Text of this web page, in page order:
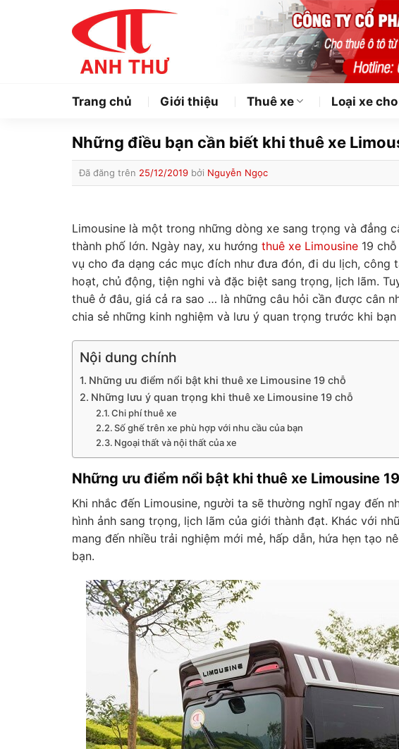
Trang chủ Giới thiệu Thuê xe Loại xe
Những điều bạn cần biết khi thuê xe
Đã đăng trên 25/12/2019 bởi Nguyễn Ngọc
Limousine là một trong những dòng xe sang trọng và đẳng
thành phố lớn. Ngày nay, xu hướng thuê xe Limousine 19
vụ cho đa dạng các mục đích như đưa đón, đi du lịch,
hoạt, chủ động, tiện nghi và đặc biệt sang trọng, lịch lãm.
thuê ở đâu, giá cả ra sao … là những câu hỏi cần được cân
chia sẻ những kinh nghiệm và lưu ý quan trọng trước khi
Nội dung chính
Những ưu điểm nổi bật khi thuê xe Limousine 19 chỗ
Những lưu ý quan trọng khi thuê xe Limousine 19 chỗ
Chi phí thuê xe
Số ghế trên xe phù hợp với nhu cầu của bạn
Ngoại thất và nội thất của xe
Những ưu điểm nổi bật khi thuê xe Limousine
Khi nhắc đến Limousine, người ta sẽ thường nghĩ ngay đến
hình ảnh sang trọng, lịch lãm của giới thành đạt. Khác với
mang đến nhiều trải nghiệm mới mẻ, hấp dẫn, hứa hẹn tạo
bạn.